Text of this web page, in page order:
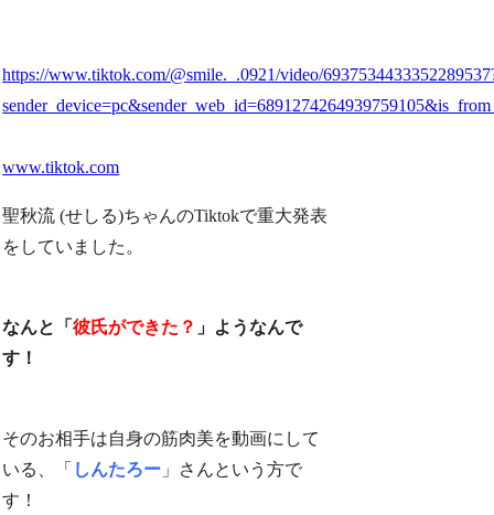
https://www.tiktok.com/@smile._.0921/video/
www.tiktok.com
聖秋流 (せしる)ちゃんのTiktokで重大発表
をしていました。
なんと「彼氏ができた？ 」ようなんで
す！
そのお相手は自身の筋肉美を動画にして
いる、「 しんたろー 」さんという方で
す！